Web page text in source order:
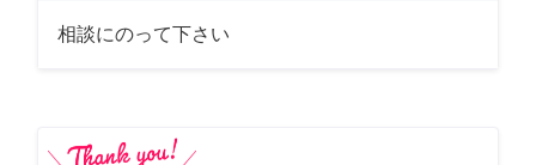
相談にのって下さい